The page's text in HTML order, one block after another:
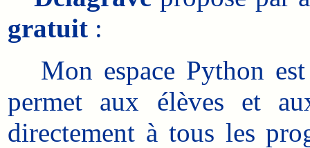
gratuit :
Mon espace Python
permet aux élèves et
directement à tous les